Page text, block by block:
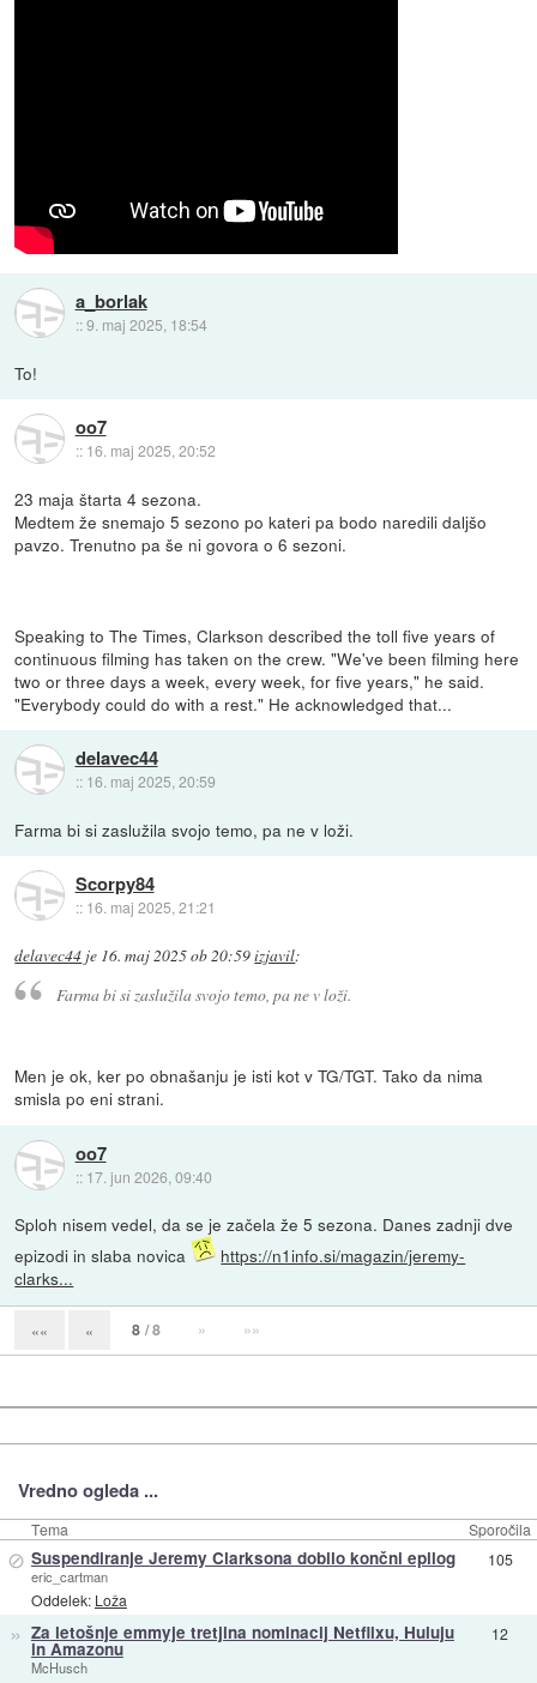
a_borlak
::9. maj 2025, 18:54
To!
oo7
:: 16. maj 2025, 20:52
23 maja štarta 4 sezona.
Medtem že snemajo 5 sezono po kateri pa bodo naredili daljšo
pavzo. Trenutno pa še ni govora o 6 sezoni.
Speaking to The Times, Clarkson described the toll five years of
continuous filming has taken on the crew. "We've been filming here
two or three days a week, every week, for five years," he said.
"Everybody could do with a rest." He acknowledged that...
delavec44
:: 16. maj 2025, 20:59
Farma bi si zaslužila svojo temo, pa ne v loži.
Scorpy84
:: 16. maj 2025, 21:21
delavec44 je 16. maj 2025 ob 20:59izjavil:
Farma bi si zaslužila svojo temo, pa ne v loži.
Men je ok, ker po obnašanju je isti kot v TG/TGT. Tako da nima
smisla po eni strani.
oo7
:: 17. jun 2026, 09:40
Sploh nisem vedel, da se je začela že 5 sezona. Danes zadnji dve
epizodi in slaba novica
https://n1info.si/magazin/jeremy-
clarks...
«« « 8 / 8 » »»
Vredno ogleda ...
Tema Sporočila
⊘ Suspendiranje Jeremy Clarksona dobilo končni epilog
eric_cartman
Oddelek: Loža
105
» Za letošnje emmyje tretjina nominacij Netflixu, Huluju
in Amazonu
McHusch
12